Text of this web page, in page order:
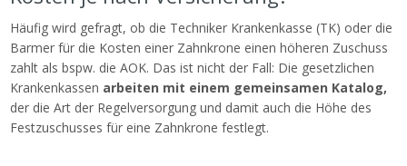
Häufig wird gefragt, ob die Techniker Krankenkasse (TK) oder die
Barmer für die Kosten einer Zahnkrone einen höheren Zuschuss
zahlt als bspw. die AOK. Das ist nicht der Fall: Die gesetzlichen
Krankenkassen arbeiten mit einem gemeinsamen Katalog,
der die Art der Regelversorgung und damit auch die Höhe des
Festzuschusses für eine Zahnkrone festlegt.